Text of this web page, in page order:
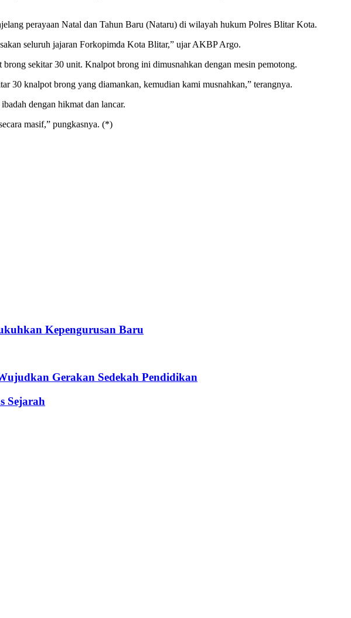
perayaan Natal dan Tahun Baru (Nataru) di wilayah hukum Polres Blitar Kota.
seluruh jajaran Forkopimda Kota Blitar,” ujar AKBP Argo.
sekitar 30 unit. Knalpot brong ini dimusnahkan dengan mesin pemotong.
30 knalpot brong yang diamankan, kemudian kami musnahkan,” terangnya.
dengan hikmat dan lancar.
masif,” pungkasnya. (*)
Kepengurusan Baru
Gerakan Sedekah Pendidikan
Sejarah